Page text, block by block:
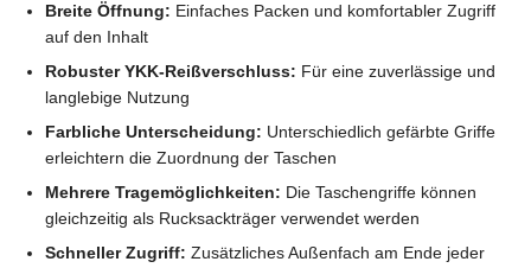
Breite Öffnung: Einfaches Packen und komfortabler Zugriff
auf den Inhalt
Robuster YKK-Reißverschluss: Für eine zuverlässige und
langlebige Nutzung
Farbliche Unterscheidung: Unterschiedlich gefärbte Griffe
erleichtern die Zuordnung der Taschen
Mehrere Tragemöglichkeiten: Die Taschengriffe können
gleichzeitig als Rucksackträger verwendet werden
Schneller Zugriff: Zusätzliches Außenfach am Ende jeder